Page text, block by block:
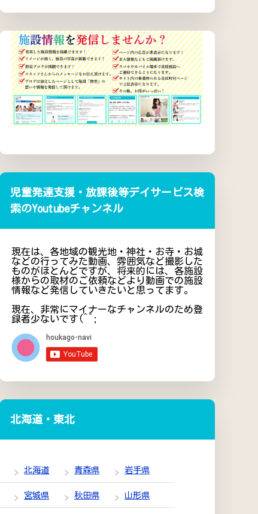
児童発達支援・放課後等デイサービス検
索のYoutubeチャンネル
現在は、各地域の観光地・神社・お寺・お城
などの行ってみた動画、雰囲気など撮影した
ものがほとんどですが、将来的には、各施設
様からの取材のご依頼などより動画での施設
情報など発信していきたいと思ってます。
現在、非常にマイナーなチャンネルのため登
録者少ないです(^^;
北海道・東北
北海道 青森県 岩手県
宮城県 秋田県 山形県